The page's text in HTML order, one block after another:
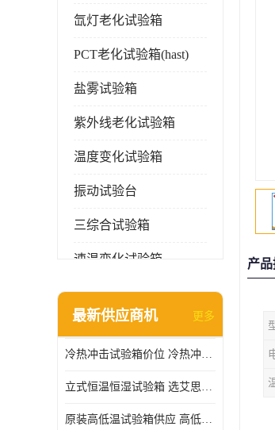
氙灯老化试验箱
PCT老化试验箱(hast)
盐雾试验箱
紫外线老化试验箱
温度变化试验箱
振动试验台
三综合试验箱
速温变化试验箱
淋雨试验箱(沙尘)
高压加速老化试验箱
最新供应商机 更多
冷热冲击试验箱价位 冷热冲击试验设备 非标定制
立式恒温恒湿试验箱 选艾思荔厂家
原装高低温试验箱供应 高低温交变湿热试验箱
产